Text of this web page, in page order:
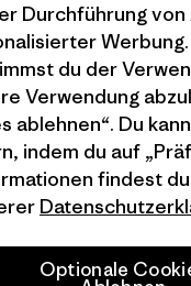
Durchführung von
du der
Verwendung
ablehnen“. Du
indem du auf
findest
Optionale